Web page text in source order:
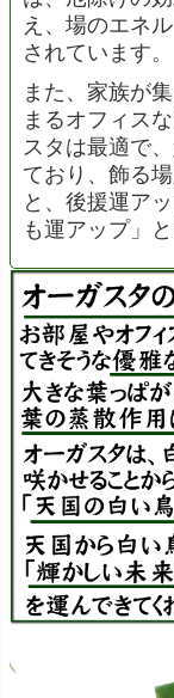
え、場のエネ
されています。
また、家族が
まるオフィス
スタは最適で
ており、飾る
と、後援運ア
も運アップ」